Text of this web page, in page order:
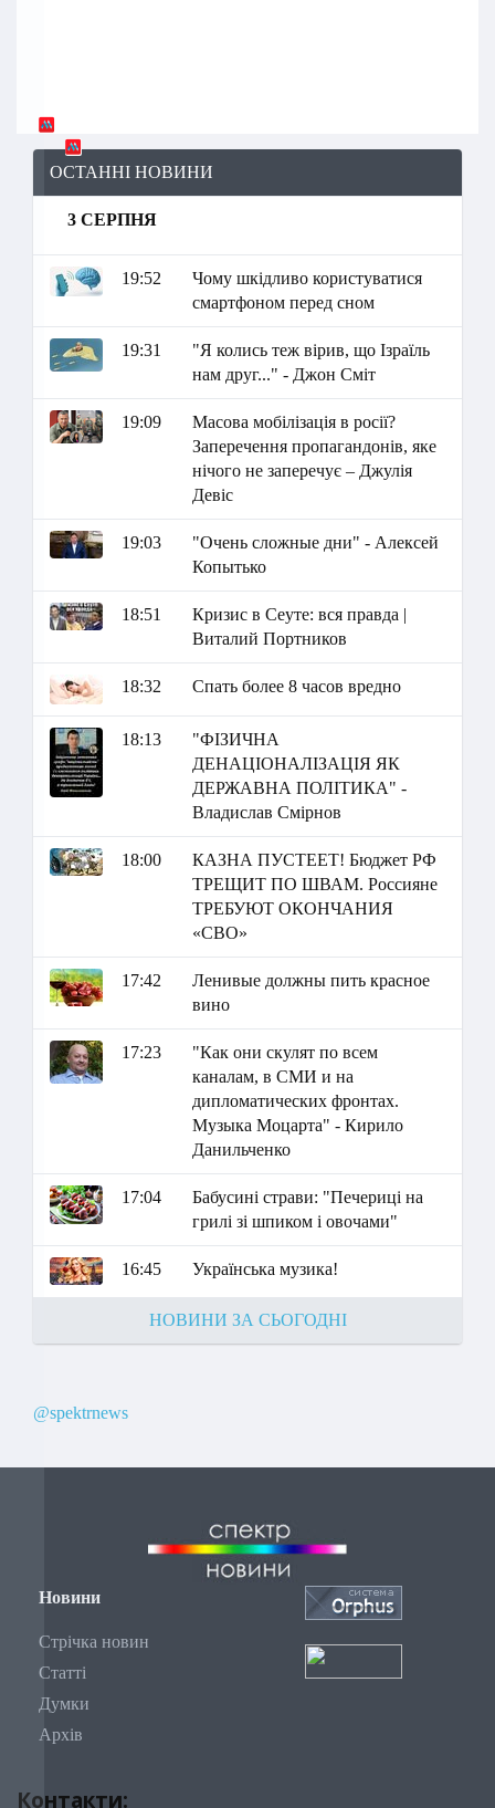
ОСТАННІ НОВИНИ
3 СЕРПНЯ
19:52
Чому шкідливо користуватися
смартфоном перед сном
19:31
"Я колись теж вірив, що Ізраїль
нам друг..." - Джон Сміт
19:09
Масова мобілізація в росії?
Заперечення пропагандонів, яке
нічого не заперечує – Джулія
Девіс
19:03
"Очень сложные дни" - Алексей
Копытько
18:51
Кризис в Сеуте: вся правда |
Виталий Портников
18:32 Спать более 8 часов вредно
18:13
"ФІЗИЧНА
ДЕНАЦІОНАЛІЗАЦІЯ ЯК
ДЕРЖАВНА ПОЛІТИКА" -
Владислав Смірнов
18:00
КАЗНА ПУСТЕЕТ! Бюджет РФ
ТРЕЩИТ ПО ШВАМ. Россияне
ТРЕБУЮТ ОКОНЧАНИЯ
«СВО»
17:42
Ленивые должны пить красное
вино
17:23
"Как они скулят по всем
каналам, в СМИ и на
дипломатических фронтах.
Музыка Моцарта" - Кирило
Данильченко
17:04
Бабусині страви: "Печериці на
грилі зі шпиком і овочами"
16:45 Українська музика!
НОВИНИ ЗА СЬОГОДНІ
@spektrnews
Новини
Стрічка новин
Статті
Думки
Архів
Контакти: